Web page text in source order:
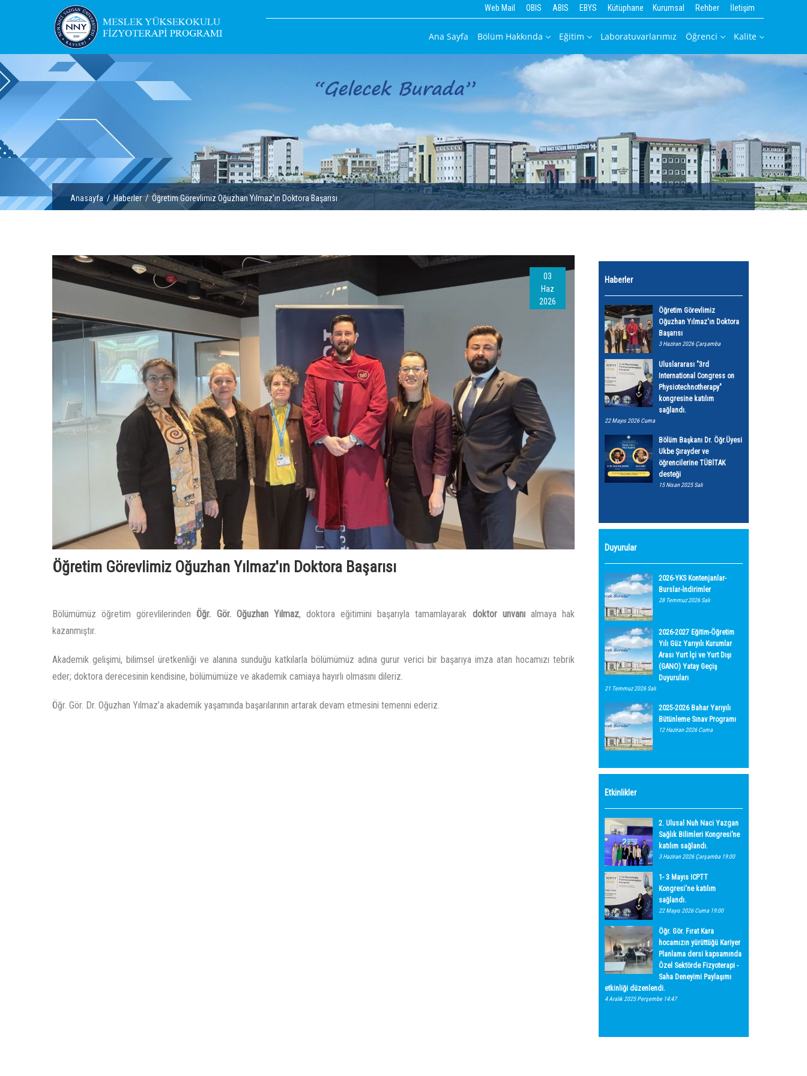
Web Mail OBIS ABIS EBYS Kütüphane Kurumsal Rehber İletişim
Ana Sayfa Bölüm Hakkında Eğitim Laboratuvarlarımız Öğrenci Kalite
Anasayfa /Haberler/ Öğretim Görevlimiz Oğuzhan Yılmaz'ın Doktora Başarısı
03
Haz
2026
Öğretim Görevlimiz Oğuzhan Yılmaz'ın Doktora Başarısı
Bölümümüz öğretim görevlilerindenÖğr. Gör. Oğuzhan Yılmaz, doktora eğitimini başarıyla tamamlayarak doktor unvanıalmaya hak
kazanmıştır.
Akademik gelişimi, bilimsel üretkenliği ve alanına sunduğu katkılarla bölümümüz adına gurur verici bir başarıya imza atan hocamızı tebrik
eder; doktora derecesinin kendisine, bölümümüze ve akademik camiaya hayırlı olmasını dileriz.
Öğr. Gör. Dr. Oğuzhan Yılmaz’a akademik yaşamında başarılarının artarak devam etmesini temenni ederiz.
Haberler
Öğretim Görevlimiz
Oğuzhan Yılmaz'ın Doktora
Başarısı
3 Haziran 2026 Çarşamba
Uluslararası "3rd
International Congress on
Physiotechnotherapy"
kongresine katılım
sağlandı.
22 Mayıs 2026 Cuma
Bölüm Başkanı Dr. Öğr.Üyesi
Ukbe Şırayder ve
öğrencilerine TÜBİTAK
desteği
15 Nisan 2025 Salı
Duyurular
2026-YKS Kontenjanlar-
Burslar-İndirimler
28 Temmuz 2026 Salı
2026-2027 Eğitim-Öğretim
Yılı Güz Yarıyılı Kurumlar
Arası Yurt İçi ve Yurt Dışı
(GANO) Yatay Geçiş
Duyuruları
21 Temmuz 2026 Salı
2025-2026 Bahar Yarıyılı
Bütünleme Sınav Programı
12 Haziran 2026 Cuma
Etkinlikler
2. Ulusal Nuh Naci Yazgan
Sağlık Bilimleri Kongresi’ne
katılım sağlandı.
3 Haziran 2026 Çarşamba 19:00
1- 3 Mayıs ICPTT
Kongresi'ne katılım
sağlandı.
22 Mayıs 2026 Cuma 19:00
Öğr. Gör. Fırat Kara
hocamızın yürüttüğü Kariyer
Planlama dersi kapsamında
Özel Sektörde Fizyoterapi -
Saha Deneyimi Paylaşımı
etkinliği düzenlendi.
4 Aralık 2025 Perşembe 14:47